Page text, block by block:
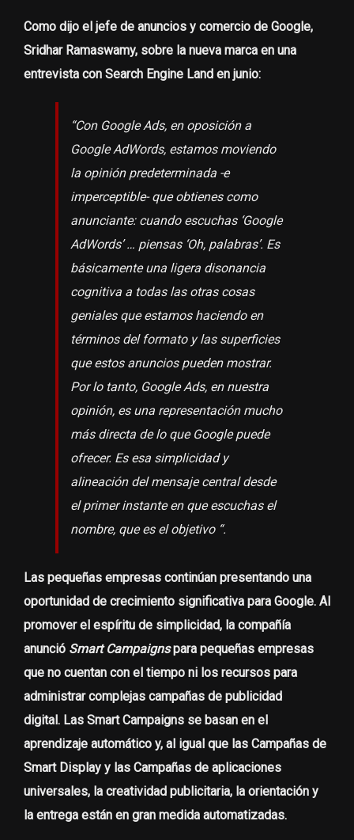
Como dijo el jefe de anuncios y comercio de Google,
Sridhar Ramaswamy, sobre la nueva marca en una
entrevista con Search Engine Land en junio:
“Con Google Ads, en oposición a
Google AdWords, estamos moviendo
la opinión predeterminada -e
imperceptible- que obtienes como
anunciante: cuando escuchas ‘Google
AdWords’ … piensas ‘Oh, palabras’. Es
básicamente una ligera disonancia
cognitiva a todas las otras cosas
geniales que estamos haciendo en
términos del formato y las superficies
que estos anuncios pueden mostrar.
Por lo tanto, Google Ads, en nuestra
opinión, es una representación mucho
más directa de lo que Google puede
ofrecer. Es esa simplicidad y
alineación del mensaje central desde
el primer instante en que escuchas el
nombre, que es el objetivo “.
Las pequeñas empresas continúan presentando una
oportunidad de crecimiento significativa para Google. Al
promover el espíritu de simplicidad, la compañía
anunció Smart Campaignspara pequeñas empresas
que no cuentan con el tiempo ni los recursos para
administrar complejas campañas de publicidad
digital. Las Smart Campaigns se basan en el
aprendizaje automático y, al igual que las Campañas de
Smart Display y las Campañas de aplicaciones
universales, la creatividad publicitaria, la orientación y
la entrega están en gran medida automatizadas.